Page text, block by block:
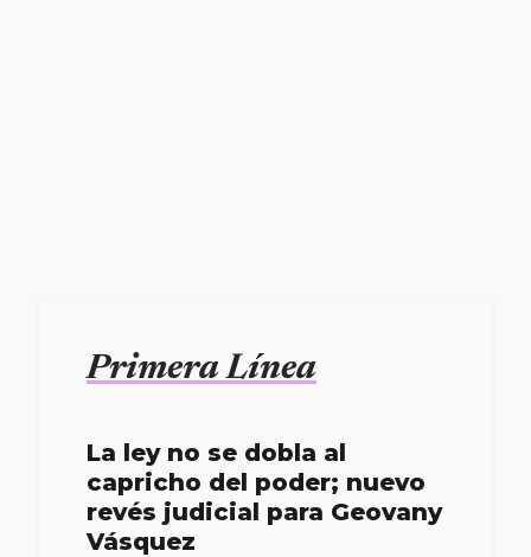
Primera Línea
La ley no se dobla al
capricho del poder; nuevo
revés judicial para Geovany
Vásquez